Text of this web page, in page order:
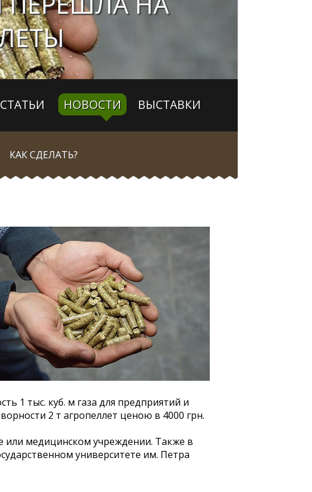
СТАТЬИ НОВОСТИ ВЫСТАВКИ
КАК СДЕЛАТЬ?
1 тыс. куб. м газа для предприятий и
2 т агропеллет ценою в 4000 грн.
медицинском учреждении. Также в
университете им. Петра